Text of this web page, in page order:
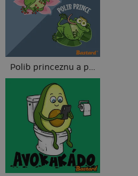
Polib princeznu a prince